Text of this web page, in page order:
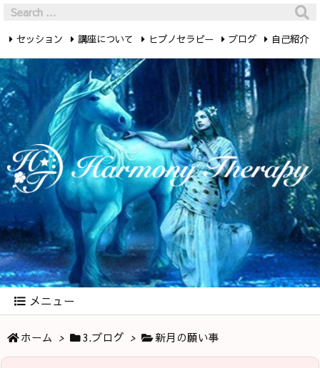
メニュー
セッション 講座について ヒプノセラピー ブログ 自己紹介
最新記事 お問い合わせ
ホーム > 3.ブログ > 新月の願い事